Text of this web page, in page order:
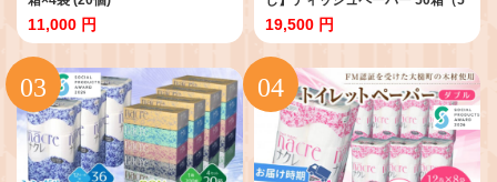
11,000 円
箱×10袋）
19,500 円